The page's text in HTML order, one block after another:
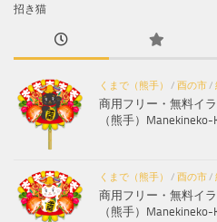
招き猫
くまで（熊手） / 酉の市/
商用フリー・無料イ
（熊手）
くまで（熊手） / 酉の市/
商用フリー・無料イ
（熊手）